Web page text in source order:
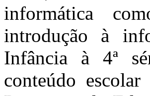
informática
introdução à
Infância à 4ª
conteúdo